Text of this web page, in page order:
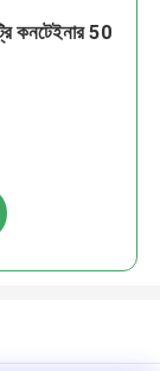
কনটেইনার 50